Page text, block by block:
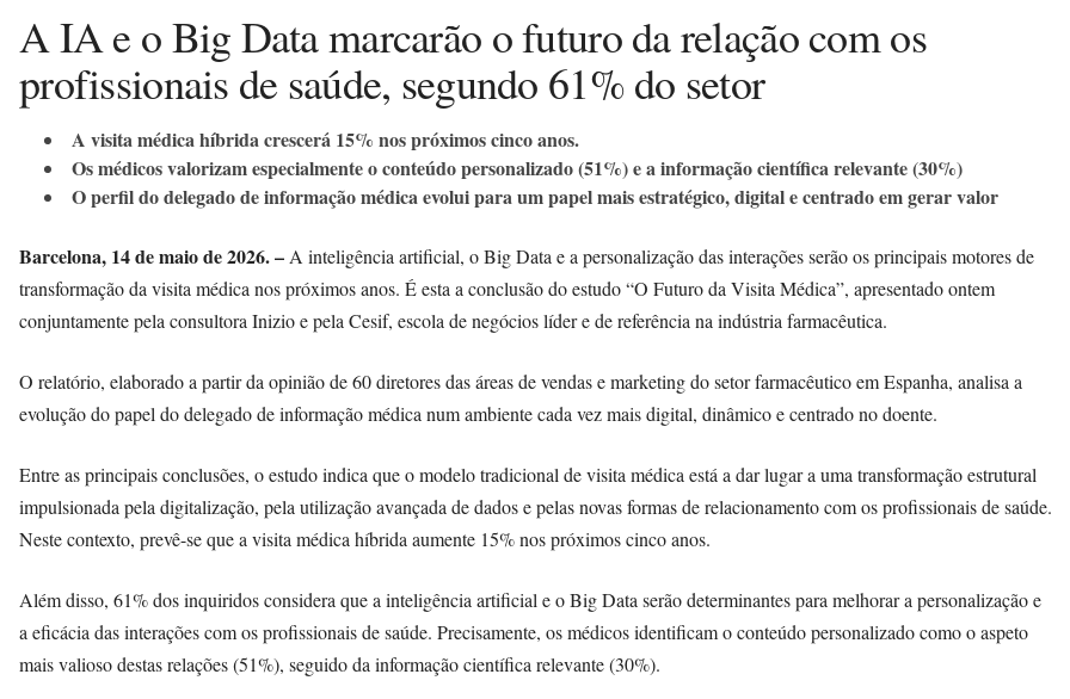
A IA e o Big Data marcarão o futuro da relação com os
profissionais de saúde, segundo 61% do setor
A visita médica híbrida crescerá 15% nos próximos cinco anos.
Os médicos valorizam especialmente o conteúdo personalizado (51%) e a informação científica relevante (30%)
O perfil do delegado de informação médica evolui para um papel mais estratégico, digital e centrado em gerar valor
Barcelona, 14 de maio de 2026. –A inteligência artificial, o Big Data e a personalização das interações serão os principais motores de
transformação da visita médica nos próximos anos. É esta a conclusão do estudo “O Futuro da Visita Médica”, apresentado ontem
conjuntamente pela consultora Inizio e pela Cesif, escola de negócios líder e de referência na indústria farmacêutica.
O relatório, elaborado a partir da opinião de 60 diretores das áreas de vendas e marketing do setor farmacêutico em Espanha, analisa a
evolução do papel do delegado de informação médica num ambiente cada vez mais digital, dinâmico e centrado no doente.
Entre as principais conclusões, o estudo indica que o modelo tradicional de visita médica está a dar lugar a uma transformação estrutural
impulsionada pela digitalização, pela utilização avançada de dados e pelas novas formas de relacionamento com os profissionais de saúde.
Neste contexto, prevê-se que a visita médica híbrida aumente 15% nos próximos cinco anos.
Além disso, 61% dos inquiridos considera que a inteligência artificial e o Big Data serão determinantes para melhorar a personalização e
a eficácia das interações com os profissionais de saúde. Precisamente, os médicos identificam o conteúdo personalizado como o aspeto
mais valioso destas relações (51%), seguido da informação científica relevante (30%).